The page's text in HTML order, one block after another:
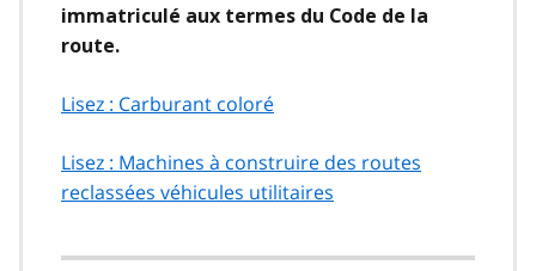
immatriculé aux termes du Code de la
route.
Lisez : Carburant coloré
Lisez : Machines à construire des routes
reclassées véhicules utilitaires